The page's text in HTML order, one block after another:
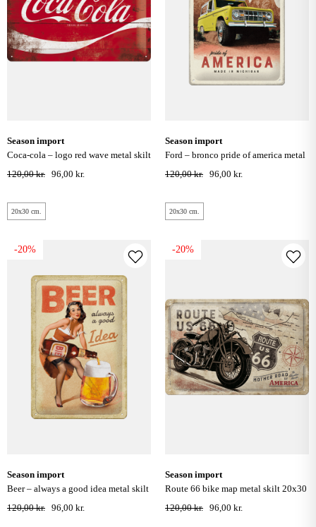
season import
coca-cola – logo red wave metal skilt
20x30 cm.
120,00 kr. 96,00 kr.
20x30 cm.
season import
ford – bronco pride of america metal
skilt 20x30 cm.
120,00 kr. 96,00 kr.
20x30 cm.
-20%
season import
beer – always a good idea metal skilt
20x30 cm. special edition
120,00 kr. 96,00 kr.
-20%
season import
route 66 bike map metal skilt 20x30
cm.
120,00 kr. 96,00 kr.